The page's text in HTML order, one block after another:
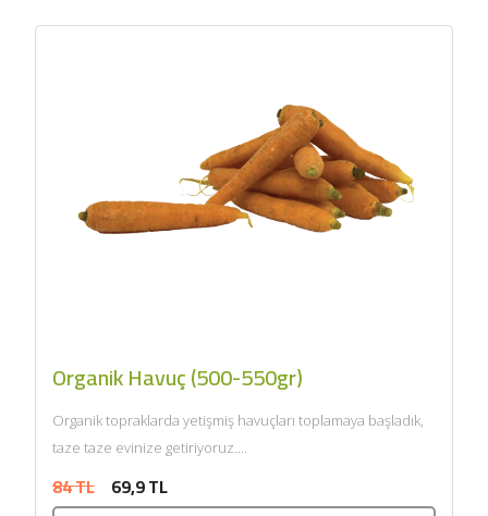
Organik Havuç (500-550gr)
Organik topraklarda yetişmiş havuçları toplamaya başladık,
taze taze evinize getiriyoruz....
84 TL 69,9 TL